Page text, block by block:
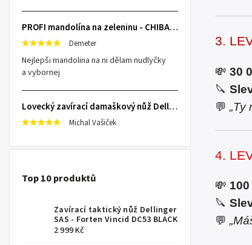
PROFI mandolína na zeleninu - CHIBA Japan, sengiri slicekun
Demeter
Nejlepši mandolina na ni dělam nudlyčky
a vybornej
Lovecký zavírací damaškový nůž Dellinger Damask Star
Michal Vašiček
Top 10 produktů
Zavírací taktický nůž Dellinger
SAS - Forten Vincid DC53 BLACK
2 999 Kč
3.
💸 30
🔪
💬 „Ty
4.
💸
🔪
💬